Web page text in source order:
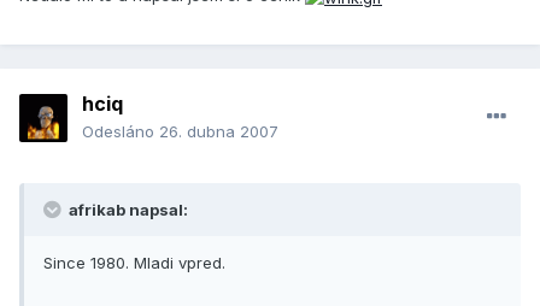
hciq
Odesláno 26. dubna 2007
afrikab napsal:
Since 1980. Mladi vpred.